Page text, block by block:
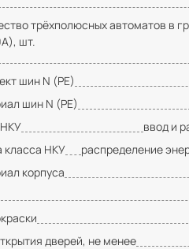
трёхполюсных автоматов в
шт.
шин N (PE)
шин N (PE)
ввод и
класса НКУ
распределение
корпуса
дверей, не менее